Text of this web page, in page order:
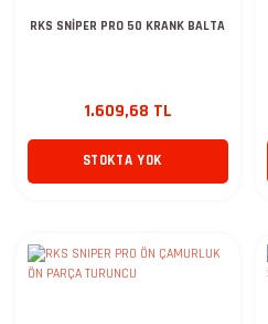
RKS SNİPER PRO 50 KRANK BALTA
1.609,68 TL
STOKTA YOK